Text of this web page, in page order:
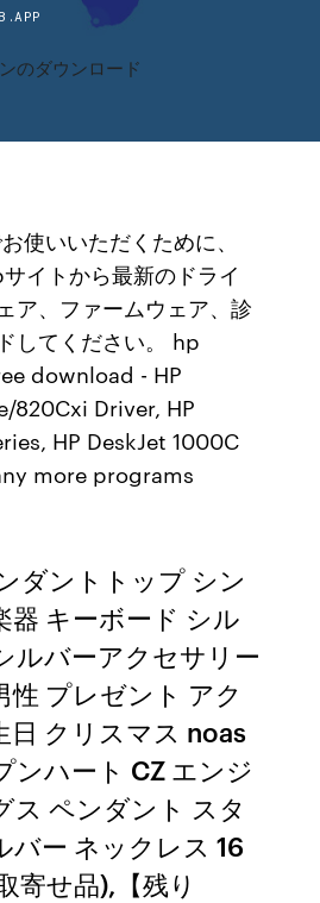
のダウンロード
使いいただくために、
イトから最新のドライ
ア、ファームウェア、診
してください。 hp
download - HP
820Cxi Driver, HP
HP DeskJet 1000C
more programs
ダントトップ シン
器 キーボード シル
ルバーアクセサリー
性 プレゼント アク
日 クリスマス noas
ンハート CZ エンジ
ス ペンダント スタ
バー ネックレス 16
寄せ品),【残り